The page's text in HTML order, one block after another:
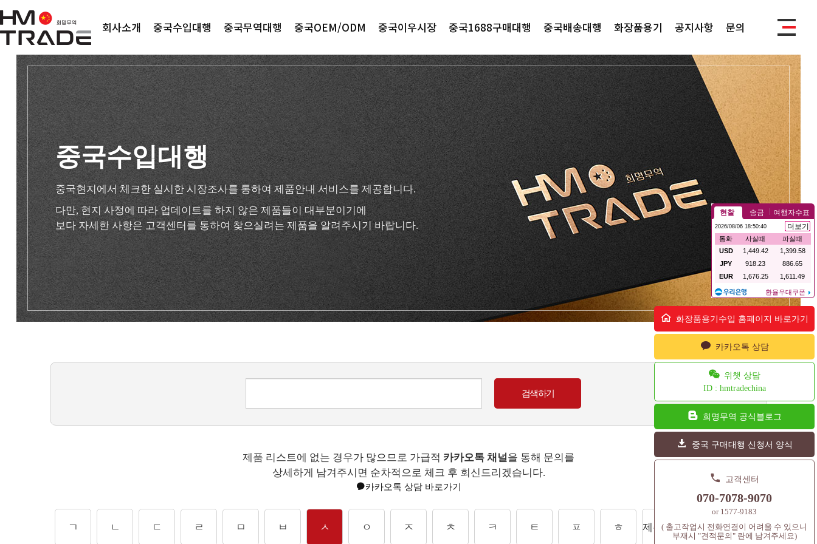
회사소개 중국수입대행 중국무역대행 중국OEM/ODM 중국이우시장 중국1688구매대행 중국배송대행 화장품용기 공지사항 문의
화장품용기수입 홈페이지 바로가기
카카오톡 상담
위챗 상담
ID : hmtradechina
희명무역 공식블로그
중국 구매대행 신청서 양식
고객센터
070-7078-9070
or 1577-9183
( 출고작업시 전화연결이 어려울 수 있으니
부재시 "견적문의" 란에 남겨주세요)
중국수입대행
중국현지에서 체크한 실시한 시장조사를 통하여 제품안내 서비스를 제공합니다.
다만, 현지 사정에 따라 업데이트를 하지 않은 제품들이 대부분이기에
보다 자세한 사항은 고객센터를 통하여 찾으실려는 제품을 알려주시기 바랍니다.
제품 리스트에 없는 경우가 많으므로 가급적 카카오톡 채널을 통해 문의를
상세하게 남겨주시면 순차적으로 체크 후 회신드리겠습니다.
카카오톡 상담 바로가기
ㄱ ㄴ ㄷ ㄹ ㅁ ㅂ ㅅ ㅇ ㅈ ㅊ ㅋ ㅌ ㅍ ㅎ 제주도상품셔틀콕 컨텐츠